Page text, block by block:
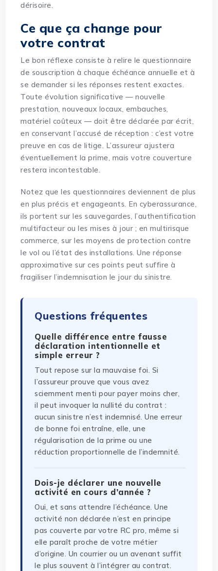
dérisoire.
Ce que ça change pour
votre contrat
Le bon réflexe consiste à relire le questionnaire
de souscription à chaque échéance annuelle et à
se demander si les réponses restent exactes.
Toute évolution significative — nouvelle
prestation, nouveaux locaux, embauches,
matériel coûteux — doit être déclarée par écrit,
en conservant l’accusé de réception : c’est votre
preuve en cas de litige. L’assureur ajustera
éventuellement la prime, mais votre couverture
restera incontestable.
Notez que les questionnaires deviennent de plus
en plus précis et engageants. En cyberassurance,
ils portent sur les sauvegardes, l’authentification
multifacteur ou les mises à jour ; enmultirisque
commerce, sur les moyens de protection contre
le vol ou l’état des installations. Une réponse
approximative sur ces points peut suffire à
fragiliser l’indemnisation le jour du sinistre.
Questions fréquentes
Quelle différence entre fausse
déclaration intentionnelle et
simple erreur ?
Tout repose sur la mauvaise foi. Si
l’assureur prouve que vous avez
sciemment menti pour payer moins cher,
il peut invoquer la nullité du contrat :
aucun sinistre n’est indemnisé. Une erreur
de bonne foi entraîne, elle, une
régularisation de la prime ou une
réduction proportionnelle de l’indemnité.
Dois-je déclarer une nouvelle
activité en cours d’année ?
Oui, et sans attendre l’échéance. Une
activité non déclarée n’est en principe
pas couverte par votre RC pro, même si
elle paraît proche de votre métier
d’origine. Un courrier ou un avenant suffit
le plus souvent à l’intégrer au contrat.